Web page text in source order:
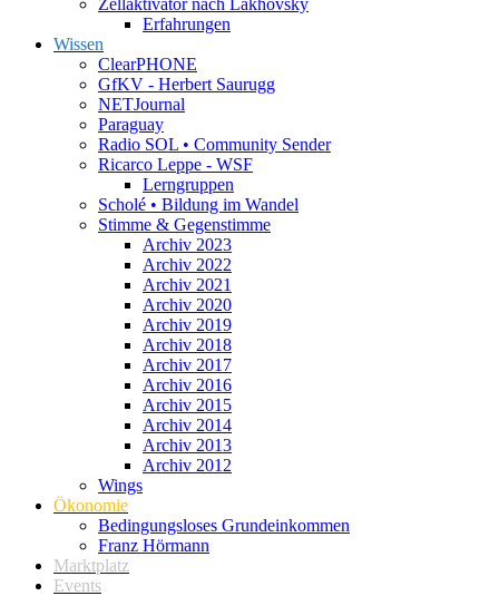
Zellaktivator nach Lakhovsky
Erfahrungen
Wissen
ClearPHONE
GfKV - Herbert Saurugg
NETJournal
Paraguay
Radio SOL • Community Sender
Ricarco Leppe - WSF
Lerngruppen
Scholé • Bildung im Wandel
Stimme & Gegenstimme
Archiv 2023
Archiv 2022
Archiv 2021
Archiv 2020
Archiv 2019
Archiv 2018
Archiv 2017
Archiv 2016
Archiv 2015
Archiv 2014
Archiv 2013
Archiv 2012
Wings
Ökonomie
Bedingungsloses Grundeinkommen
Franz Hörmann
Marktplatz
Events